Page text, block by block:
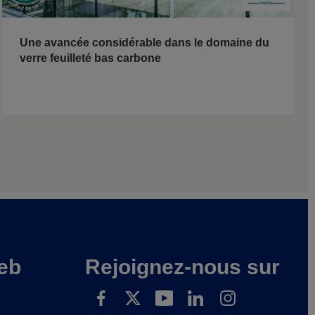
Une avancée considérable dans le domaine du
verre feuilleté bas carbone
Rejoignez-nous sur